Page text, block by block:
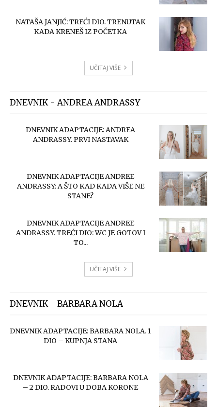
NATAŠA JANJIĆ: TREĆI DIO. TRENUTAK
KADA KRENEŠ IZ POČETKA
UČITAJ VIŠE
DNEVNIK - ANDREA ANDRASSY
DNEVNIK ADAPTACIJE: ANDREA
ANDRASSY. PRVI NASTAVAK
DNEVNIK ADAPTACIJE ANDREE
ANDRASSY: A ŠTO KAD KADA VIŠE NE
STANE?
DNEVNIK ADAPTACIJE ANDREE
ANDRASSY. TREĆI DIO: WC JE GOTOV I
TO...
UČITAJ VIŠE
DNEVNIK - BARBARA NOLA
DNEVNIK ADAPTACIJE: BARBARA NOLA. 1
DIO – KUPNJA STANA
DNEVNIK ADAPTACIJE: BARBARA NOLA
– 2 DIO. RADOVI U DOBA KORONE